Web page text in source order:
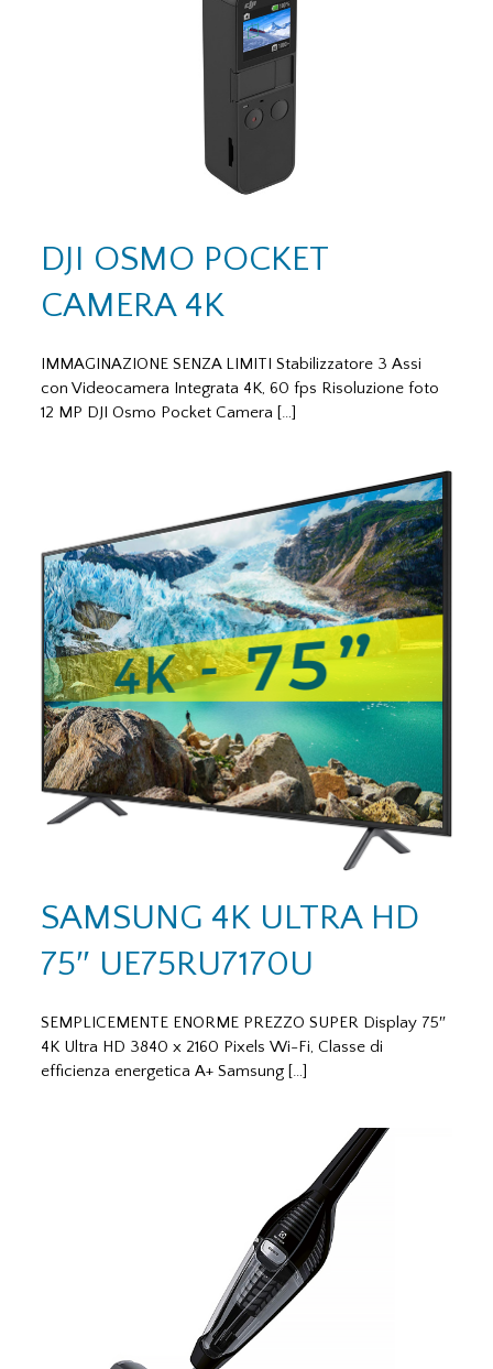
DJI OSMO POCKET
CAMERA 4K
IMMAGINAZIONE SENZA LIMITI Stabilizzatore 3 Assi
con Videocamera Integrata 4K, 60 fps Risoluzione foto
12 MP DJI Osmo Pocket Camera […]
SAMSUNG 4K ULTRA HD
75″ UE75RU7170U
SEMPLICEMENTE ENORME PREZZO SUPER Display 75″
4K Ultra HD 3840 x 2160 Pixels Wi-Fi, Classe di
efficienza energetica A+ Samsung […]